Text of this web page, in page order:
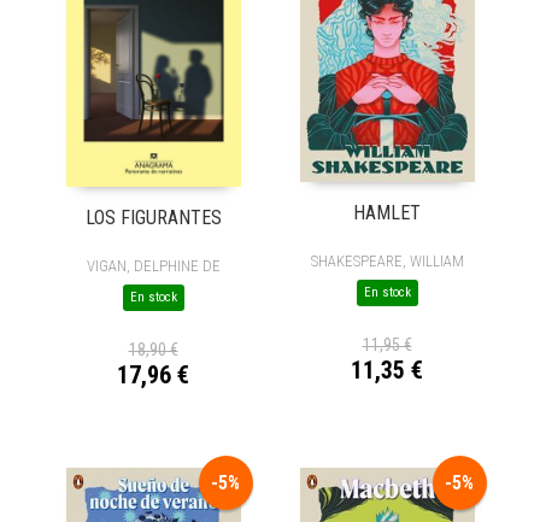
LOS FIGURANTES
VIGAN, DELPHINE DE
En stock
18,90 €
17,96 €
HAMLET
SHAKESPEARE, WILLIAM
En stock
11,95 €
11,35 €
-5% -5%